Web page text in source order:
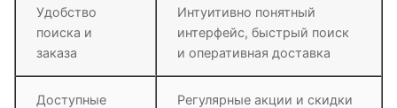
Удобство
поиска и
заказа
Интуитивно понятный
интерфейс, быстрый поиск
и оперативная доставка
Доступные
Регулярные акции и скидки